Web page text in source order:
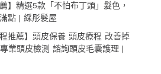
】精選5款「不怕布丁頭」髮色，
點 | 綵彤髮屋
推薦】頭皮保養 頭皮療程 改善掉
業頭皮檢測 諮詢頭皮毛囊護理 |